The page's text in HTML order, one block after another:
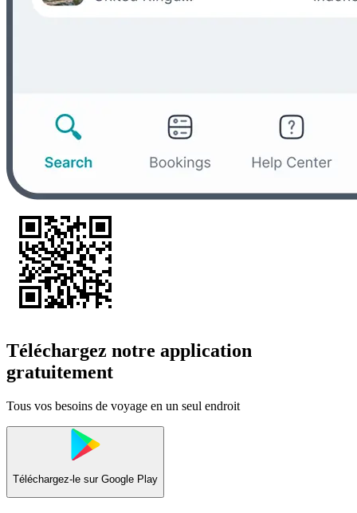
Téléchargez notre application
gratuitement
Tous vos besoins de voyage en un seul endroit
Téléchargez-le sur Google Play